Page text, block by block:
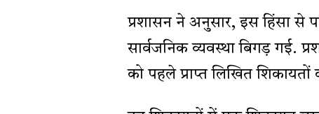
प्रशासन ने अनुसार, इस हिंसा से
सार्वजनिक व्यवस्था बिगड़ गई.
को पहले प्राप्त लिखित शिकायतों